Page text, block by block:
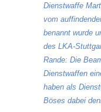
Dienstwaffe
vom
benannt wurde
des LKA-
Rande: Die
Dienstwaffen
haben als
Böses dabei